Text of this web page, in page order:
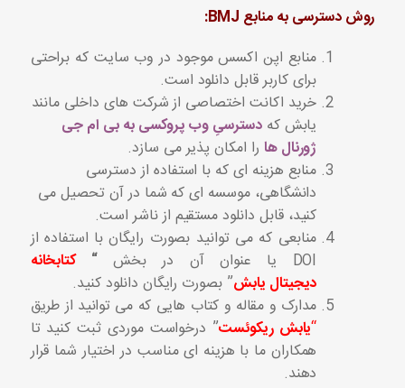
روش دسترسی به منابع BMJ:
منابع اپن اکسس موجود در وب سایت که براحتی
برای کاربر قابل دانلود است.
خرید اکانت اختصاصی از شرکت های داخلی مانند
یابش کهدسترسیِ وب پروکسی به بی ام جی
ژورنال ها را امکان پذیر می سازد.
منابع هزینه ای که با استفاده از دسترسی
دانشگاهی، موسسه ای که شما در آن تحصیل می
کنید، قابل دانلود مستقیم از ناشر است.
منابعی که می توانید بصورت رایگان با استفاده از
DOI یا عنوان آن در بخش
“کتابخانه
دیجیتال یابش” بصورت رایگان دانلود کنید.
مدارک و مقاله و کتاب هایی که می توانید از طریق
“یابش ریکوئست” درخواست موردی ثبت کنید تا
همکاران ما با هزینه ای مناسب در اختیار شما قرار
دهند.